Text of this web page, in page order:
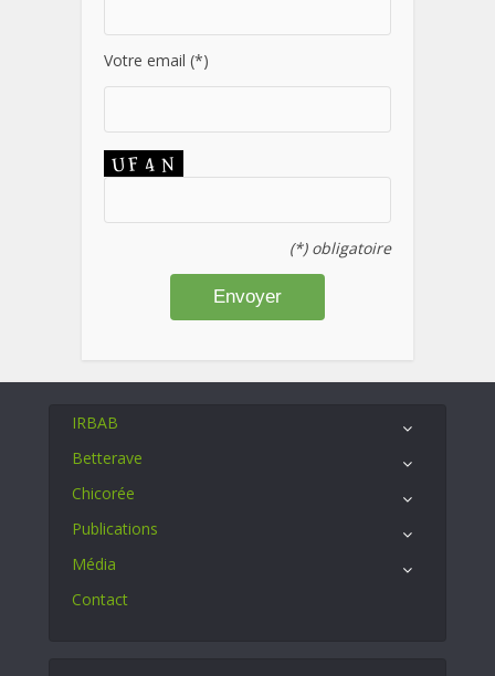
Votre email (*)
(*) obligatoire
IRBAB
Betterave
Chicorée
Publications
Média
Contact